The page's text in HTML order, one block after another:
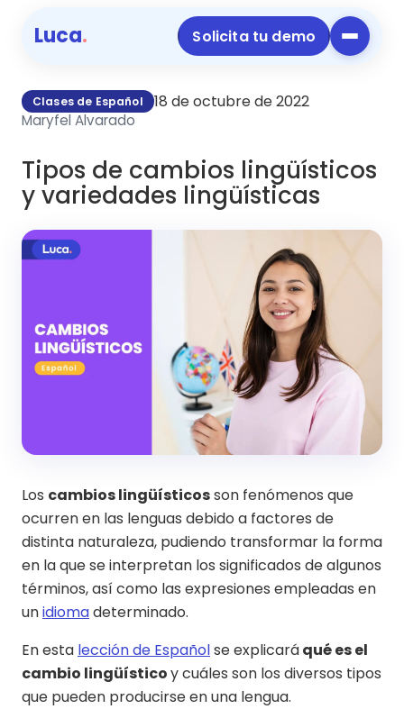
Luca. Solicita tu demo
Clases de Español 18 de octubre de 2022
Maryfel Alvarado
Tipos de cambios lingüísticos
y variedades lingüísticas
Los cambios lingüísticosson fenómenos que
ocurren en las lenguas debido a factores de
distinta naturaleza, pudiendo transformar la forma
en la que se interpretan los significados de algunos
términos, así como las expresiones empleadas en
unidiomadeterminado.
En esta lección de Españolse explicaráqué es el
cambio lingüísticoy cuáles son los diversos tipos
que pueden producirse en una lengua.